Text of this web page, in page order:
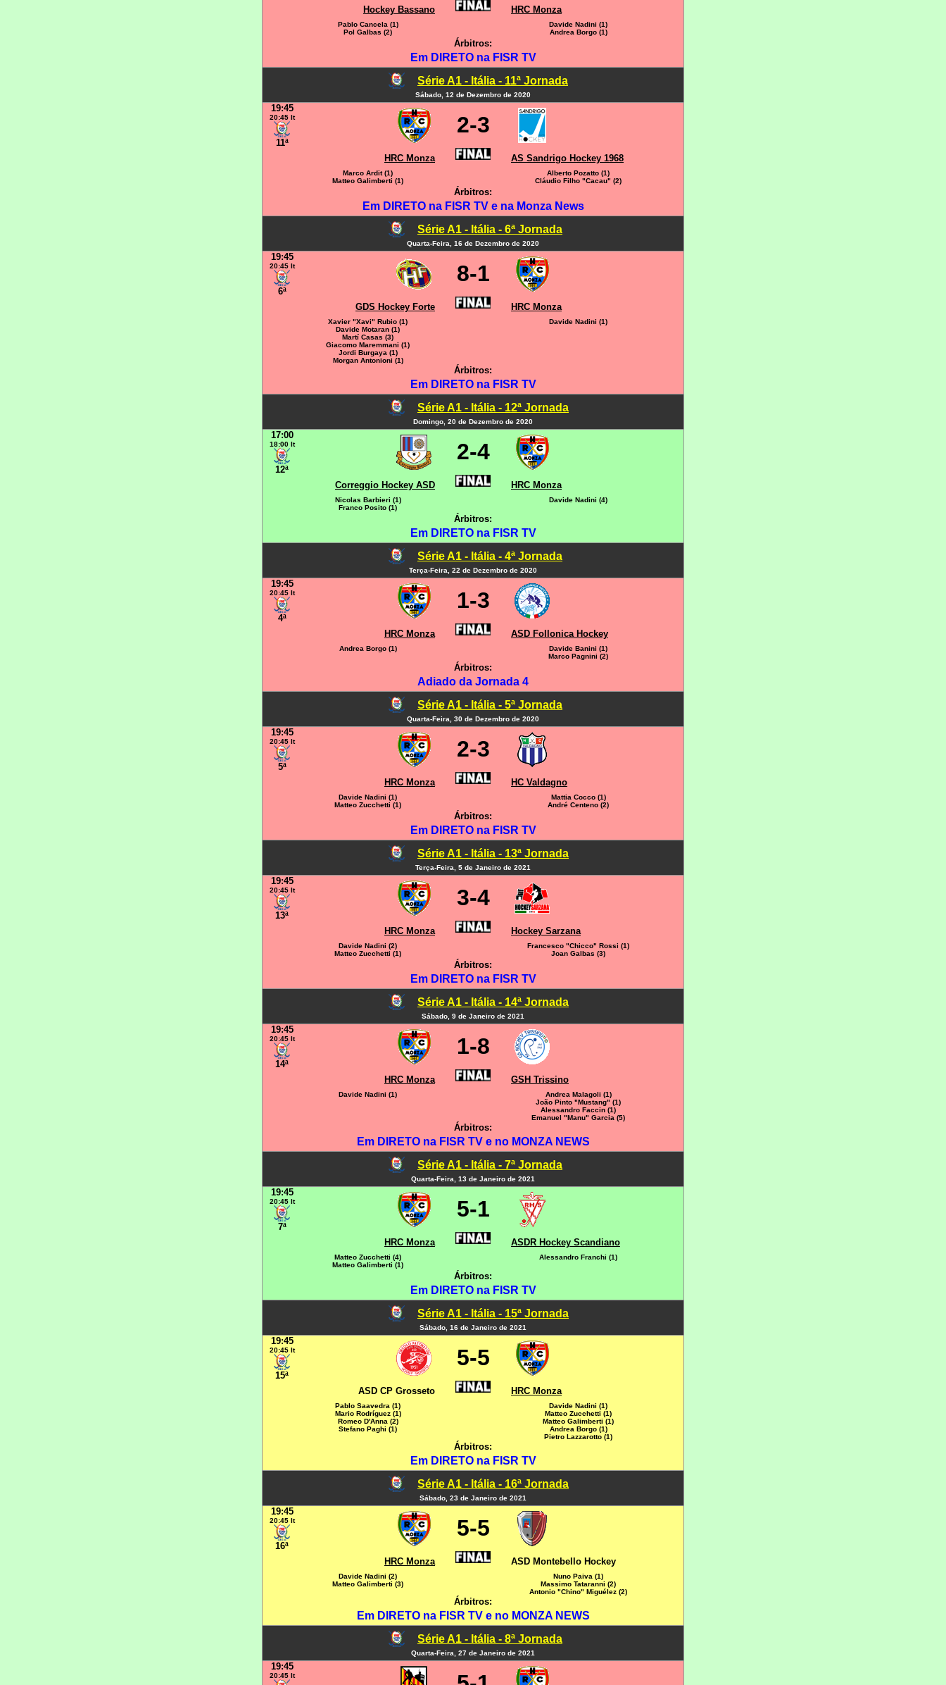
Hockey Bassano HRC Monza
Pablo Cancela (1)
Pol Galbas (2)
Davide Nadini (1)
Andrea Borgo (1)
Árbitros:
Em DIRETO na FISR TV
Série A1 - Itália - 11ª Jornada
Sábado, 12 de Dezembro de 2020
19:45
20:45 It
11ª
2-3
HRC Monza AS Sandrigo Hockey 1968
Marco Ardit (1)
Matteo Galimberti (1)
Alberto Pozatto (1)
Cláudio Filho "Cacau" (2)
Árbitros:
Em DIRETO na FISR TV e na Monza News
Série A1 - Itália - 6ª Jornada
Quarta-Feira, 16 de Dezembro de 2020
19:45
20:45 It
6ª
8-1
GDS Hockey Forte HRC Monza
Xavier "Xavi" Rubio (1)
Davide Motaran (1)
Martí Casas (3)
Giacomo Maremmani (1)
Jordi Burgaya (1)
Morgan Antonioni (1)
Davide Nadini (1)
Árbitros:
Em DIRETO na FISR TV
Série A1 - Itália - 12ª Jornada
Domingo, 20 de Dezembro de 2020
17:00
18:00 It
12ª
2-4
Correggio Hockey ASD HRC Monza
Nicolas Barbieri (1)
Franco Posito (1)
Davide Nadini (4)
Árbitros:
Em DIRETO na FISR TV
Série A1 - Itália - 4ª Jornada
Terça-Feira, 22 de Dezembro de 2020
19:45
20:45 It
4ª
1-3
HRC Monza ASD Follonica Hockey
Andrea Borgo (1)
Davide Banini (1)
Marco Pagnini (2)
Árbitros:
Adiado da Jornada 4
Série A1 - Itália - 5ª Jornada
Quarta-Feira, 30 de Dezembro de 2020
19:45
20:45 It
5ª
2-3
HRC Monza HC Valdagno
Davide Nadini (1)
Matteo Zucchetti (1)
Mattia Cocco (1)
André Centeno (2)
Árbitros:
Em DIRETO na FISR TV
Série A1 - Itália - 13ª Jornada
Terça-Feira, 5 de Janeiro de 2021
19:45
20:45 It
13ª
3-4
HRC Monza Hockey Sarzana
Davide Nadini (2)
Matteo Zucchetti (1)
Francesco "Chicco" Rossi (1)
Joan Galbas (3)
Árbitros:
Em DIRETO na FISR TV
Série A1 - Itália - 14ª Jornada
Sábado, 9 de Janeiro de 2021
19:45
20:45 It
14ª
1-8
HRC Monza GSH Trissino
Davide Nadini (1)
Andrea Malagoli (1)
João Pinto "Mustang" (1)
Alessandro Faccin (1)
Emanuel "Manu" Garcia (5)
Árbitros:
Em DIRETO na FISR TV e no MONZA NEWS
Série A1 - Itália - 7ª Jornada
Quarta-Feira, 13 de Janeiro de 2021
19:45
20:45 It
7ª
5-1
HRC Monza ASDR Hockey Scandiano
Matteo Zucchetti (4)
Matteo Galimberti (1)
Alessandro Franchi (1)
Árbitros:
Em DIRETO na FISR TV
Série A1 - Itália - 15ª Jornada
Sábado, 16 de Janeiro de 2021
19:45
20:45 It
15ª
5-5
ASD CP Grosseto HRC Monza
Pablo Saavedra (1)
Mario Rodríguez (1)
Romeo D'Anna (2)
Stefano Paghi (1)
Davide Nadini (1)
Matteo Zucchetti (1)
Matteo Galimberti (1)
Andrea Borgo (1)
Pietro Lazzarotto (1)
Árbitros:
Em DIRETO na FISR TV
Série A1 - Itália - 16ª Jornada
Sábado, 23 de Janeiro de 2021
19:45
20:45 It
16ª
5-5
HRC Monza ASD Montebello Hockey
Davide Nadini (2)
Matteo Galimberti (3)
Nuno Paiva (1)
Massimo Tataranni (2)
Antonio "Chino" Miguélez (2)
Árbitros:
Em DIRETO na FISR TV e no MONZA NEWS
Série A1 - Itália - 8ª Jornada
Quarta-Feira, 27 de Janeiro de 2021
19:45
20:45 It